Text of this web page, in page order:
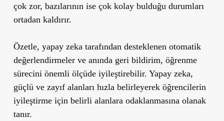
çok zor, bazılarının ise çok kolay bulduğu durumları
ortadan kaldırır.
Özetle, yapay zeka tarafından desteklenen otomatik
değerlendirmeler ve anında geri bildirim, öğrenme
sürecini önemli ölçüde iyileştirebilir. Yapay zeka,
güçlü ve zayıf alanları hızla belirleyerek öğrencilerin
iyileştirme için belirli alanlara odaklanmasına olanak
tanır.